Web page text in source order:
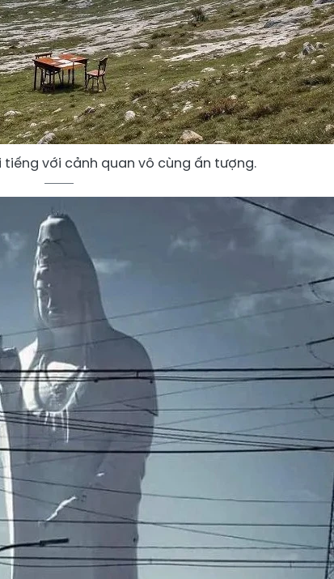
tiếng với cảnh quan vô cùng ấn tượng.